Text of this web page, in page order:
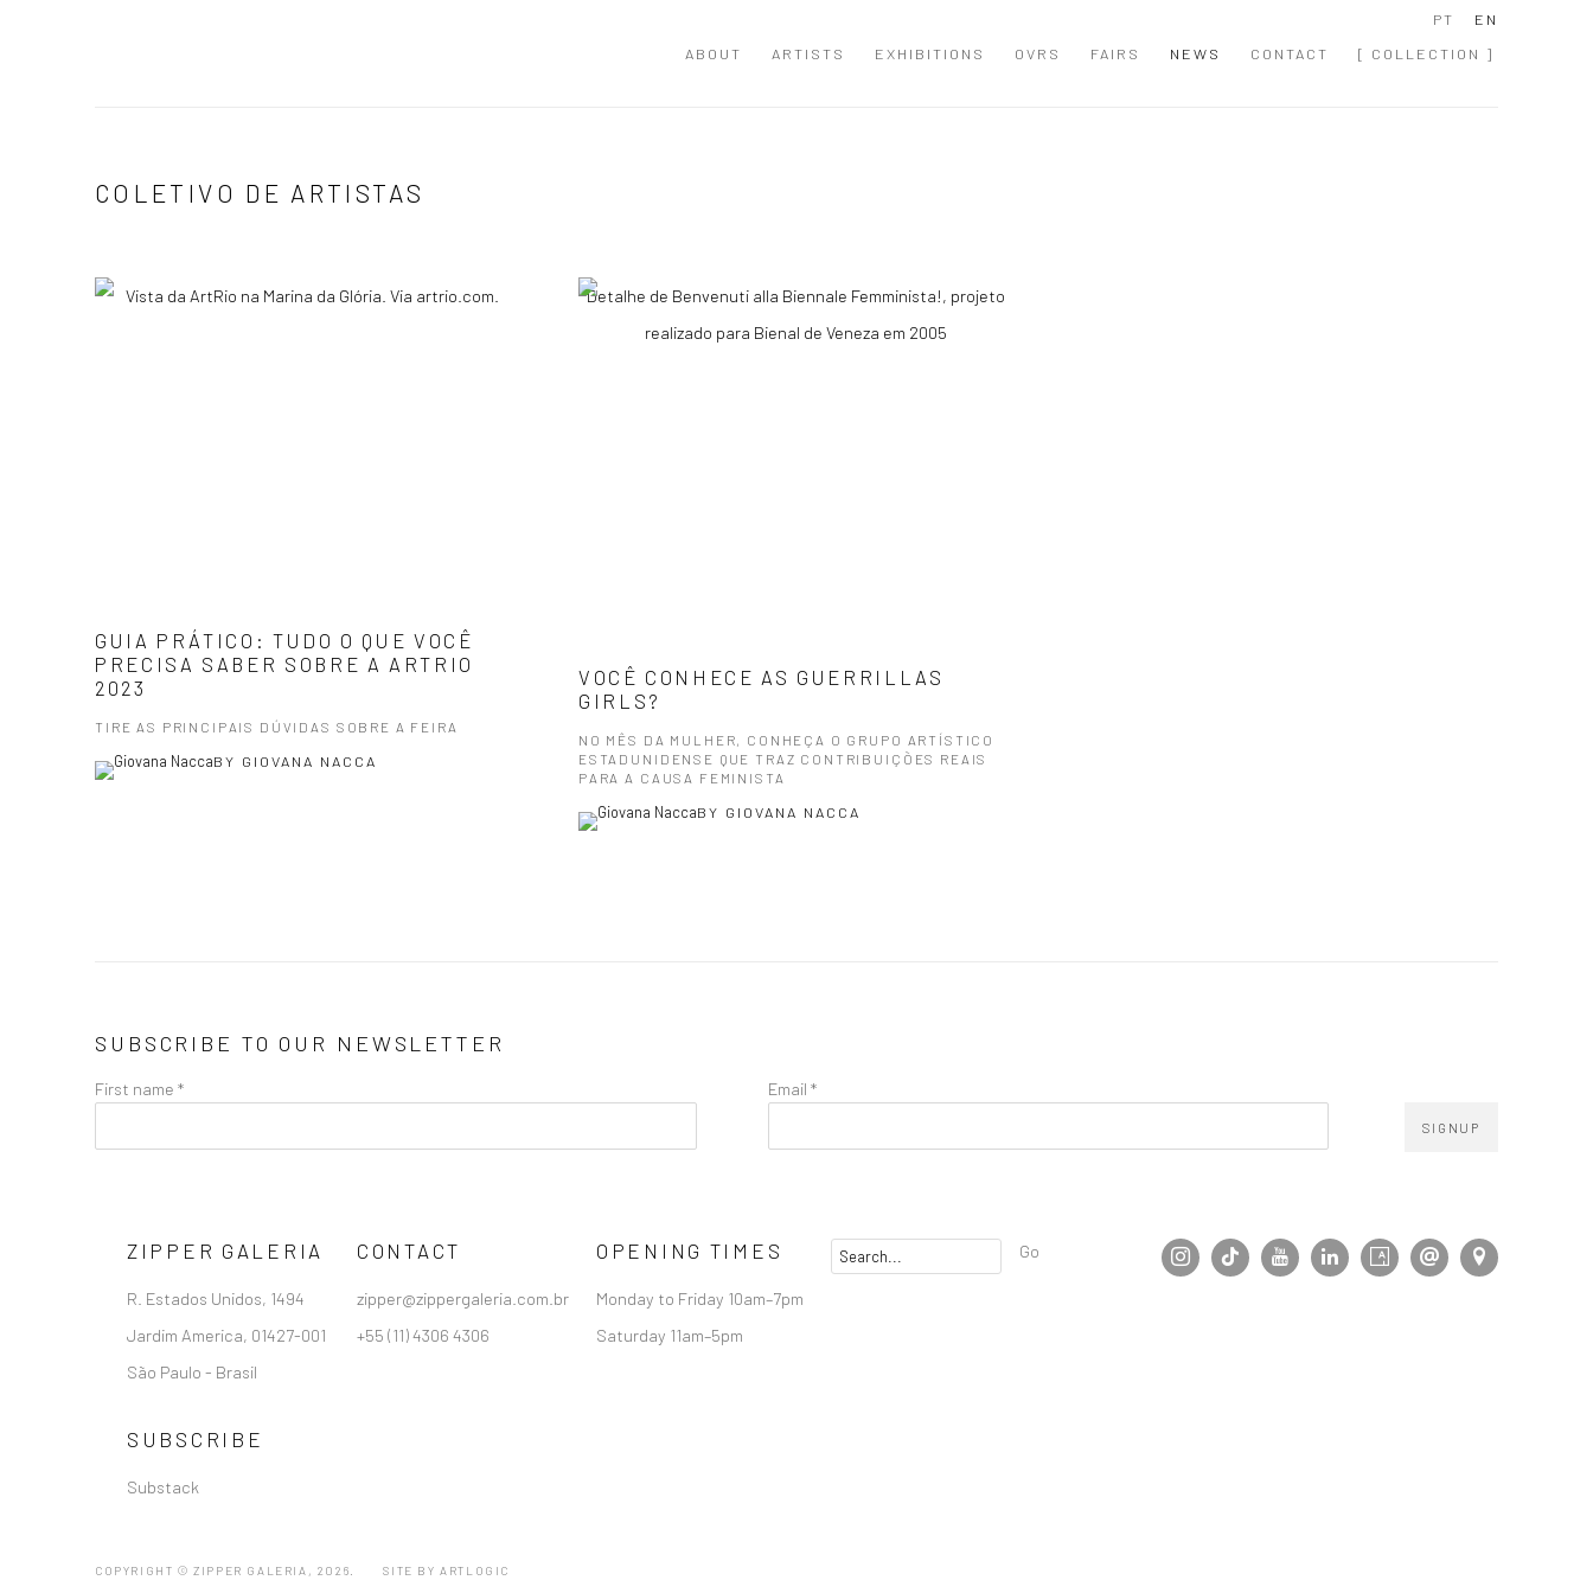
ABOUT ARTISTS EXHIBITIONS OVRS FAIRS NEWS CONTACT [ COLLECTION ]
PT EN
COLETIVO DE ARTISTAS
Vista da ArtRio na Marina da Glória. Via artrio.com.
GUIA PRÁTICO: TUDO O QUE VOCÊ
PRECISA SABER SOBRE A ARTRIO
2023
TIRE AS PRINCIPAIS DÚVIDAS SOBRE A FEIRA
BY GIOVANA NACCA
Detalhe de Benvenuti alla Biennale Femminista!, projeto
realizado para Bienal de Veneza em 2005
VOCÊ CONHECE AS GUERRILLAS
GIRLS?
NO MÊS DA MULHER, CONHEÇA O GRUPO ARTÍSTICO
ESTADUNIDENSE QUE TRAZ CONTRIBUIÇÕES REAIS
PARA A CAUSA FEMINISTA
BY GIOVANA NACCA
SUBSCRIBE TO OUR NEWSLETTER
First name * Email *
SIGNUP
ZIPPER GALERIA
R. Estados Unidos, 1494
Jardim America, 01427-001
São Paulo - Brasil
SUBSCRIBE
Substack
CONTACT
zipper@zippergaleria.com.br
+55 (11) 4306 4306
OPENING TIMES
Monday to Friday 10am–7pm
Saturday 11am–5pm
Go
COPYRIGHT © ZIPPER GALERIA, 2026. SITE BY ARTLOGIC